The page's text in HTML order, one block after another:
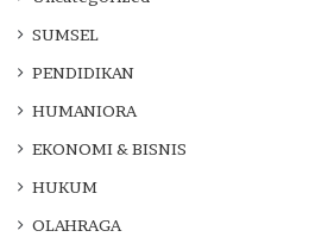
SUMSEL
PENDIDIKAN
HUMANIORA
EKONOMI & BISNIS
HUKUM
OLAHRAGA